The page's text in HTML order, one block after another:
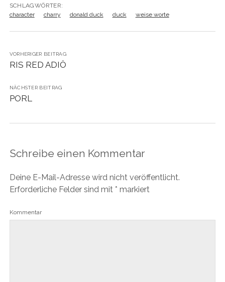
SCHLAGWÖRTER:
character
charry donald duck duck weise worte
VORHERIGER BEITRAG
RIS RED ADIÖ
NÄCHSTER BEITRAG
PORL
Schreibe einen Kommentar
Deine E-Mail-Adresse wird nicht veröffentlicht.
Erforderliche Felder sind mit * markiert
Kommentar